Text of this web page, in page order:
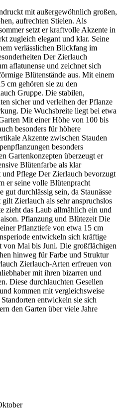
mit außergewöhnlich großen,
aufrechten Stielen. Als
setzt er kraftvolle Akzente in
zugleich elegant und klar. Seine
verlässlichen Blickfang im
Der Zierlauch
aflatunense und zeichnet sich
Blütenstände aus. Mit einem
cm gehören sie zu den
Gruppe. Die stabilen,
sicher und verleihen der Pflanze
Die Wuchsbreite liegt bei etwa
Mit einer Höhe von 100 bis
besonders für höhere
Akzente zwischen Stauden
besonders
Gartenkonzepten überzeugt er
Blütenfarbe als klar
und Pflege Der Zierlauch bevorzugt
er seine volle Blütenpracht
durchlässig sein, da Staunässe
Zierlauch als sehr anspruchslos
zieht das Laub allmählich ein und
Pflanzung und Blütezeit Die
Pflanztiefe von etwa 15 cm
entwickeln sich kräftige
von Mai bis Juni. Die großflächigen
hinweg für Farbe und Struktur
Zierlauch-Arten erfreuen von
mit ihren bizarren und
Diese durchlauchten Gesellen
kommen mit vergleichsweise
entwickeln sie sich
den Garten über viele Jahre